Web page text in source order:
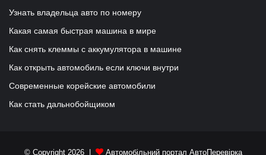
Узнать владельца авто по номеру
Какая самая быстрая машина в мире
Как снять клеммы с аккумулятора в машине
Как открыть автомобиль если ключи внутри
Современные корейские автомобили
Как стать дальнобойщиком
© Copyright 2026 | Автомобільний портал АвтоПеревірка